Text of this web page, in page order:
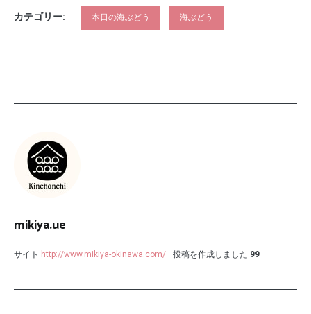
カテゴリー: 本日の海ぶどう 海ぶどう
mikiya.ue
サイト http://www.mikiya-okinawa.com/ 投稿を作成しました 99